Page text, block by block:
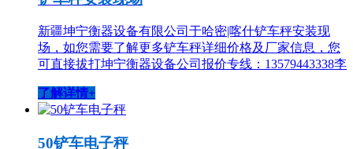
新疆坤宁衡器设备有限公司于哈密|喀什铲车秤安装现
场，如您需要了解更多铲车秤详细价格及厂家信息，您
可直接拔打坤宁衡器设备公司报价专线：13579443338李
了解详情+
50铲车电子秤